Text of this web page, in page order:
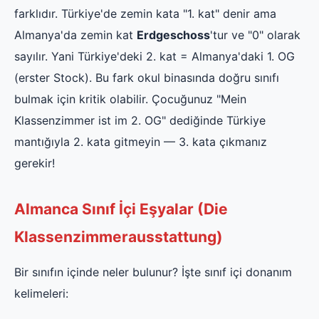
farklıdır. Türkiye'de zemin kata "1. kat" denir ama
Almanya'da zemin kat Erdgeschoss'tur ve "0" olarak
sayılır. Yani Türkiye'deki 2. kat = Almanya'daki 1. OG
(erster Stock). Bu fark okul binasında doğru sınıfı
bulmak için kritik olabilir. Çocuğunuz "Mein
Klassenzimmer ist im 2. OG" dediğinde Türkiye
mantığıyla 2. kata gitmeyin — 3. kata çıkmanız
gerekir!
Almanca Sınıf İçi Eşyalar (Die
Klassenzimmerausstattung)
Bir sınıfın içinde neler bulunur? İşte sınıf içi donanım
kelimeleri: